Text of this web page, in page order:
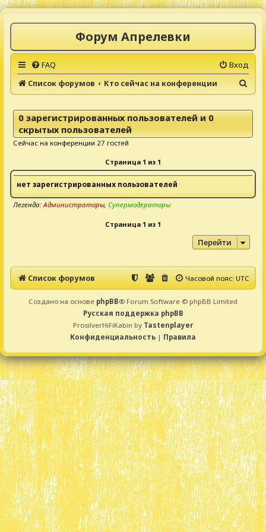
Форум Апрелевки
FAQ
Вход
Список форумов
Кто сейчас на конференции
о
и
0 зарегистрированных пользователей и 0
скрытых пользователей
Сейчас на конференции 27 гостей
Страница 1 из 1
нет зарегистрированных пользователей
Легенда:Администраторы, Супермодераторы
Страница 1 из 1
Перейти
Список форумов Часовой пояс:UTC
Создано на основе phpBB® Forum Software © phpBB Limited
Русская поддержка phpBB
ProsilverHiFiKabin by Tastenplayer
Конфиденциальность | Правила